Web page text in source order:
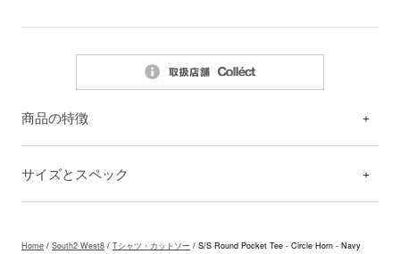
商品の特徴
サイズとスペック
Home / South2 West8 / Tシャツ・カットソー / S/S Round Pocket Tee - Circle Horn - Navy